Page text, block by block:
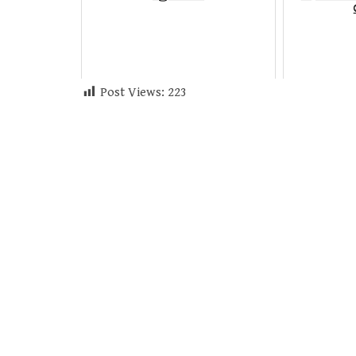
Post Views: 223